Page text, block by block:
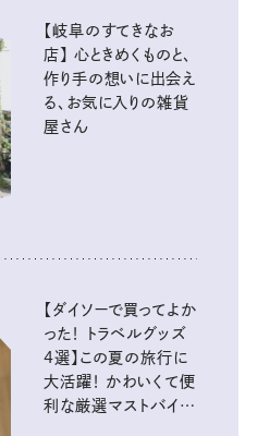
【岐阜のすてきなお
店】 心ときめくものと、
作り手の想いに出会え
る、お気に入りの雑貨
屋さん
【ダイソーで買ってよか
った！ トラベルグッズ
4選】この夏の旅行に
大活躍！ かわいくて便
利な厳選マストバイア